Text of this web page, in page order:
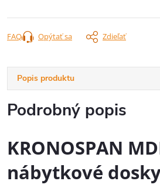
Opýtať sa Zdieľať
FAQ
Popis produktu
Podrobný popis
KRONOSPAN
nábytkové dosky